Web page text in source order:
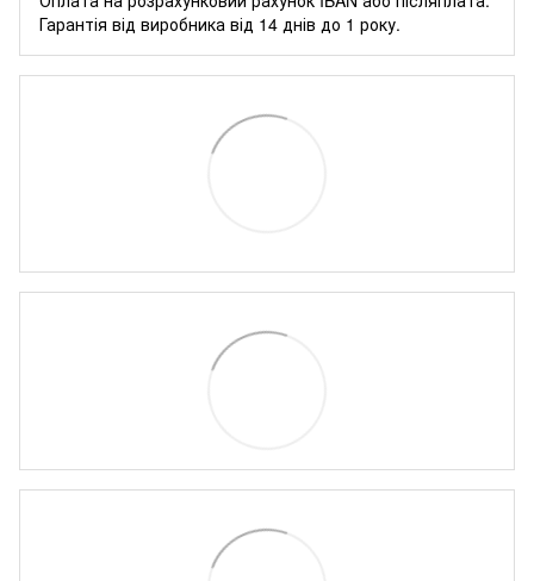
Гарантія від виробника від 14 днів до 1 року.